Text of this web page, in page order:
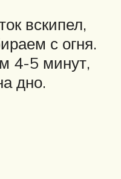
вскипел,
с огня.
4-5 минут,
дно.